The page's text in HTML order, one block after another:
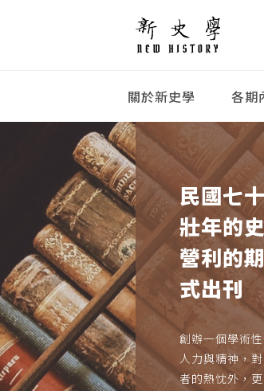
關於新史學 各期
民國七
壯年的
營利的
式出刊
創辦一個學術
人力與精神，
者的熱忱外，